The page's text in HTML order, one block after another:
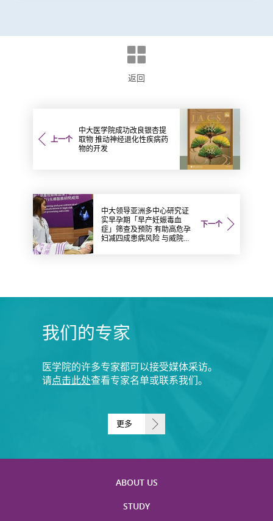
返回
上一个
中大医学院成功改良银杏提
取物 推动神经退化性疾病药
物的开发
下一个
中大领导亚洲多中心研究证
实早孕期「早产妊娠毒血
症」筛查及预防 有助高危孕
妇减四成患病风险 与威院推
我们的专家
医学院的许多专家都可以接受媒体采访。
请点击此处查看专家名单或联系我们。
更多
ABOUT US
STUDY